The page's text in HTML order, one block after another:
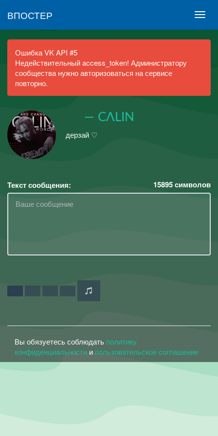
ВПОСТЕР
Ошибка VK API #5
Недействительный access_token! Администратору
сообщества нужно авторизоваться на сервисе
повторно.
⠀⠀— CΛLIN⠀⠀
дерзай ♡
Текст сообщения: 15895символов
Вы обязуетесь соблюдать политику
конфиденциальности и пользовательское соглашение